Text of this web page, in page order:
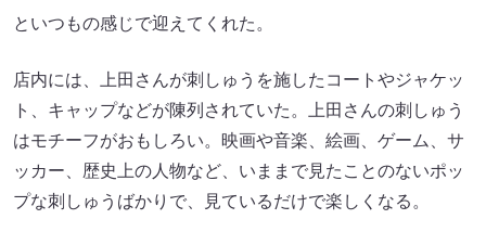
といつもの感じで迎えてくれた。
店内には、上田さんが刺しゅうを施したコートやジャケッ
ト、キャップなどが陳列されていた。上田さんの刺しゅう
はモチーフがおもしろい。映画や音楽、絵画、ゲーム、サ
ッカー、歴史上の人物など、いままで見たことのないポッ
プな刺しゅうばかりで、見ているだけで楽しくなる。